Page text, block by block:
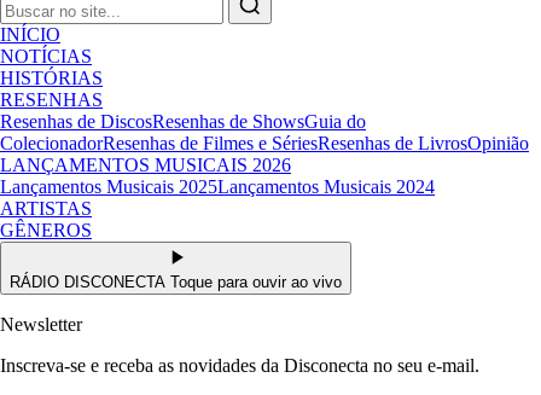
INÍCIO
NOTÍCIAS
HISTÓRIAS
RESENHAS
Resenhas de DiscosResenhas de ShowsGuia do
ColecionadorResenhas de Filmes e SériesResenhas de LivrosOpinião
LANÇAMENTOS MUSICAIS 2026
Lançamentos Musicais 2025Lançamentos Musicais 2024
ARTISTAS
GÊNEROS
RÁDIO DISCONECTA Toque para ouvir ao vivo
Newsletter
Inscreva-se e receba as novidades da Disconecta no seu e-mail.